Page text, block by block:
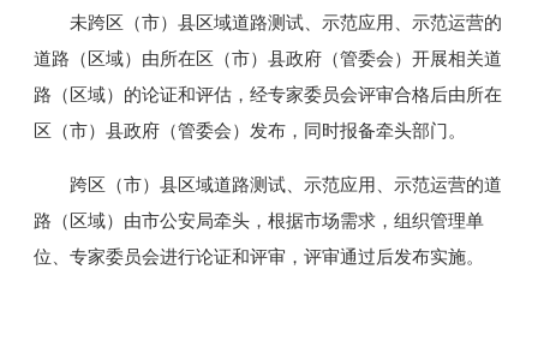
未跨区（市）县区域道路测试、示范应用、示范运营的
道路（区域）由所在区（市）县政府（管委会）开展相关道
路（区域）的论证和评估，经专家委员会评审合格后由所在
区（市）县政府（管委会）发布，同时报备牵头部门。
跨区（市）县区域道路测试、示范应用、示范运营的道
路（区域）由市公安局牵头，根据市场需求，组织管理单
位、专家委员会进行论证和评审，评审通过后发布实施。